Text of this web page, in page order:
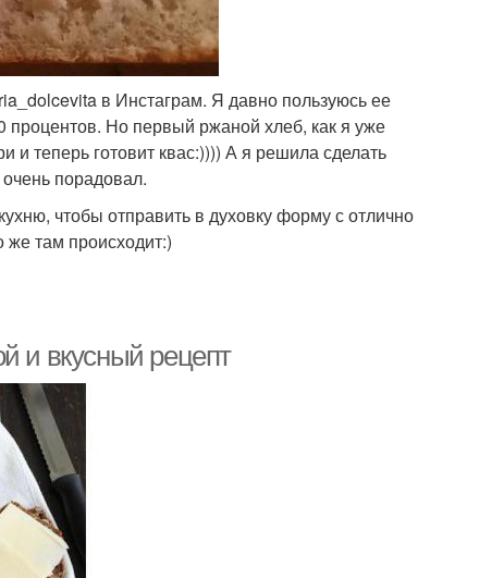
в Инстаграм. Я давно пользуюсь ее
процентов. Но первый ржаной хлеб, как я уже
и теперь готовит квас:)))) А я решила сделать
порадовал.
чтобы отправить в духовку форму с отлично
там происходит:)
и вкусный рецепт